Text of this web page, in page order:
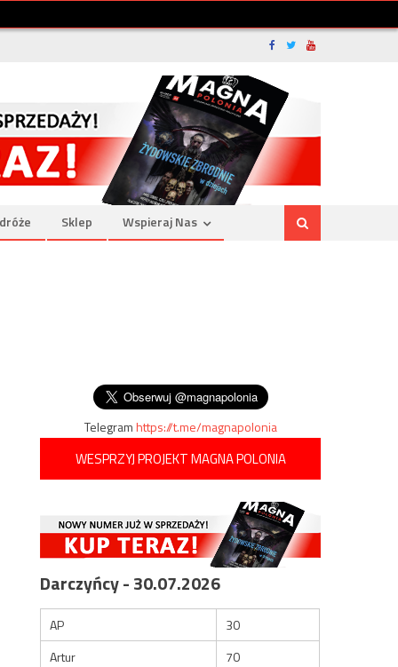
Sklep Wspieraj Nas
Telegramhttps://t.me/magnapolonia
WESPRZYJ PROJEKT MAGNA POLONIA
Darczyńcy - 30.07.2026
AP
30
Artur
70